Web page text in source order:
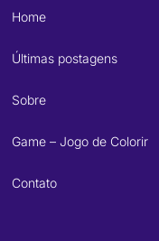
Home
Últimas postagens
Sobre
Game – Jogo de Colorir
Contato